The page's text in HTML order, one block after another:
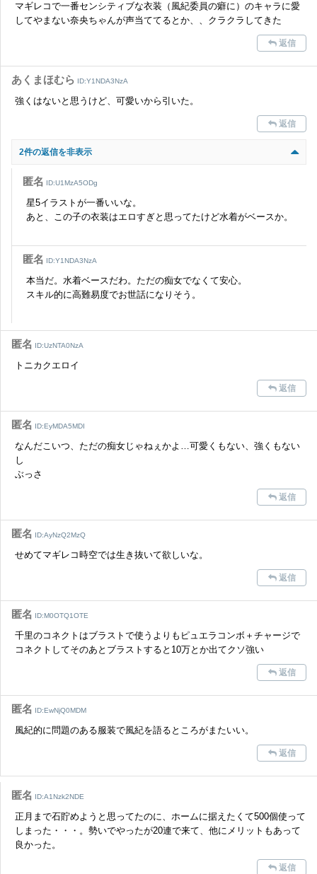
さい。
また、過度な利用規約の違反や、弊社に損害の及ぶ内容の書き込みがあ
った場合は、法的措置をとらせていただく場合もございますので、あら
マギレコで一番センシティブな衣装（風紀委員の癖に）のキャラに愛
してやまない奈央ちゃんが声当ててるとか、、クラクラしてきた
返信
あくまほむら ID:Y1NDA3NzA
強くはないと思うけど、可愛いから引いた。
返信
2件の返信を非表示
匿名 ID:U1MzA5ODg
星5イラストが一番いいな。
あと、この子の衣装はエロすぎと思ってたけど水着がベースか。
匿名 ID:Y1NDA3NzA
本当だ。水着ベースだわ。ただの痴女でなくて安心。
スキル的に高難易度でお世話になりそう。
匿名 ID:UzNTA0NzA
トニカクエロイ
返信
匿名 ID:EyMDA5MDI
なんだこいつ、ただの痴女じゃねぇかよ…可愛くもない、強くもない
し
ぶっさ
返信
匿名 ID:AyNzQ2MzQ
せめてマギレコ時空では生き抜いて欲しいな。
返信
匿名 ID:M0OTQ1OTE
千里のコネクトはブラストで使うよりもピュエラコンボ＋チャージで
コネクトしてそのあとブラストすると10万とか出てクソ強い
返信
匿名 ID:EwNjQ0MDM
風紀的に問題のある服装で風紀を語るところがまたいい。
返信
匿名 ID:A1Nzk2NDE
正月まで石貯めようと思ってたのに、ホームに据えたくて500個使って
しまった・・・。勢いでやったが20連で来て、他にメリットもあって
良かった。
返信